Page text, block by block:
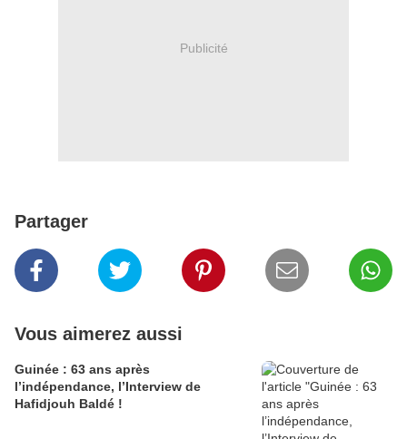
Publicité
Partager
Vous aimerez aussi
Guinée : 63 ans après
l’indépendance, l’Interview de
Hafidjouh Baldé !